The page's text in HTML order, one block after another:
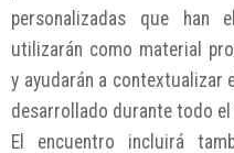
personalizadas que han
utilizarán como material
y ayudarán a
desarrollado durante todo
El encuentro incluirá